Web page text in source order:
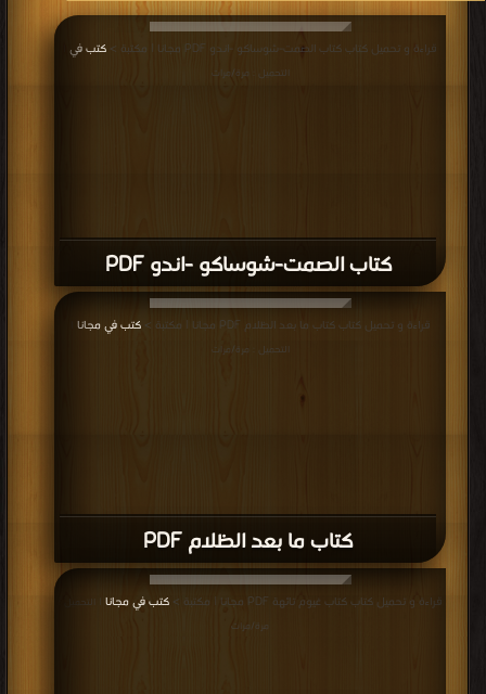
كتاب الصمت-شوساكو -اندو PDF
قراءة و تحميل كتاب كتاب الصمت-شوساكو -اندو PDF مجانا | مكتبة > كتب في
التحميل : مرة/مرات
كتاب ما بعد الظلام PDF
قراءة و تحميل كتاب كتاب ما بعد الظلام PDF مجانا | مكتبة > كتب في مجانا
التحميل : مرة/مرات
قراءة و تحميل كتاب كتاب غيوم تائهة PDF مجانا | مكتبة > كتب في مجانا | التحميل :
مرة/مرات